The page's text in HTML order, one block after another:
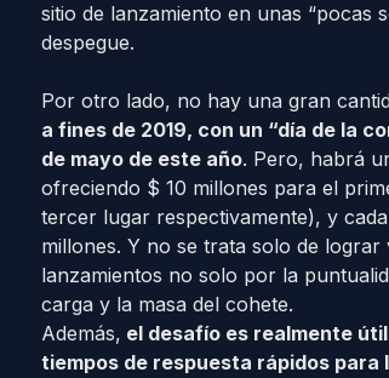
sitio de lanzamiento en unas “pocas
despegue.
Por otro lado, no hay una gran
a fines de 2019, con un “día de la
de mayo de este año. Pero, habrá
ofreciendo $ 10 millones para el
tercer lugar respectivamente), y
millones. Y no se trata solo de
lanzamientos no solo por la
carga y la masa del cohete.
Además, el desafío es realmente
tiempos de respuesta rápidos para